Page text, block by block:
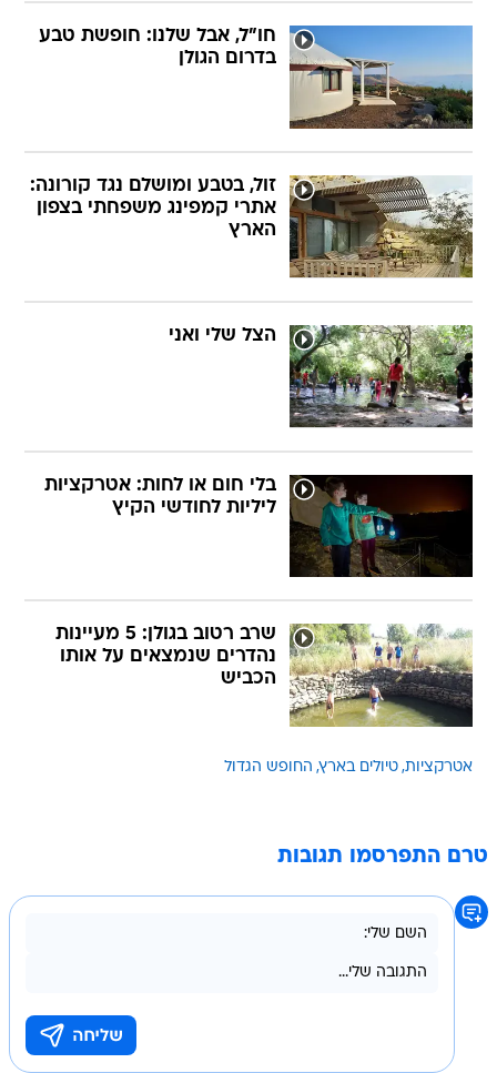
חו"ל, אבל שלנו: חופשת טבע
בדרום הגולן
זול, בטבע ומושלם נגד קורונה:
אתרי קמפינג משפחתי בצפון
הארץ
הצל שלי ואני
בלי חום או לחות: אטרקציות
ליליות לחודשי הקיץ
שרב רטוב בגולן: 5 מעיינות
נהדרים שנמצאים על אותו
הכביש
אטרקציות טיולים בארץ החופש הגדול
טרם התפרסמו תגובות